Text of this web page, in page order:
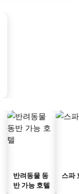
반려동물 동
반 가능 호텔
스파